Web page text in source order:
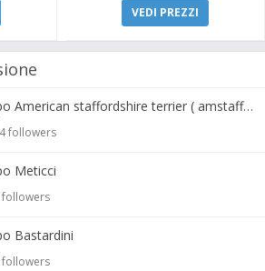
VEDI PREZZI
Gruppo American staffordshire terrier ( amstaff, amastaff )
followers
Meticci
Bastardini